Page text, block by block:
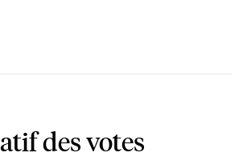
des votes